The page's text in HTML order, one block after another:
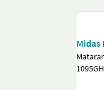
Midas